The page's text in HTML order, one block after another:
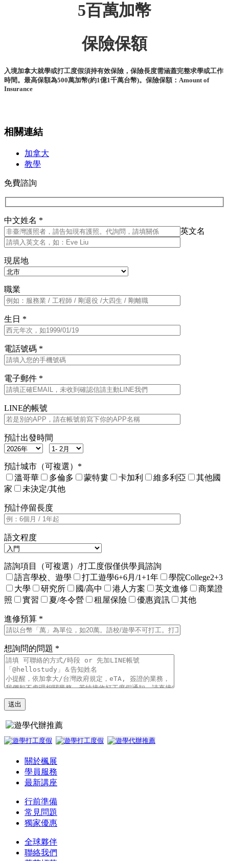
5百萬加幣
保險保額
入境加拿大就學或打工度假須持有效保險，保險長度需涵蓋完整求學或工作
時間。最高保額為500萬加幣(約1億1千萬台幣)。保險保額：Amount of
Insurance
相關連結
加拿大
教學
免費諮詢
中文姓名 *
英文名
現居地
職業
生日 *
電話號碼 *
電子郵件 *
LINE的帳號
預計出發時間
預計城市（可複選）*
溫哥華
多倫多 蒙特婁 卡加利 維多利亞
其他國
家
未決定/其他
預計停留長度
語文程度
諮詢項目（可複選）/打工度假僅供學員諮詢
語言學校、遊學
打工遊學6+6月/1+1年
學院College2+3
大學
研究所 國/高中 港人方案 英文進修
商業證
照
實習 夏/冬令營 租屋保險 優惠資訊 其他
進修預算 *
想詢問的問題 *
關於楓展
學員服務
最新講座
行前準備
常見問題
獨家優惠
全球夥伴
聯絡我們